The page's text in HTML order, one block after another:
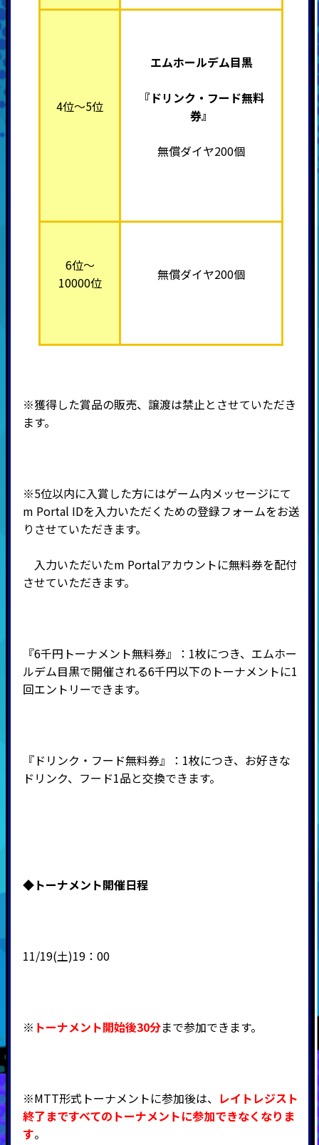
4位～5位
エムホールデム目黒
『ドリンク・フード無料
券』
無償ダイヤ200個
6位～
10000位
無償ダイヤ200個
※獲得した賞品の販売、譲渡は禁止とさせていただき
ます。
※5位以内に入賞した方にはゲーム内メッセージにて
m Portal IDを入力いただくための登録フォームをお送
りさせていただきます。
入力いただいたm Portalアカウントに無料券を配付
させていただきます。
『6千円トーナメント無料券』：1枚につき、エムホー
ルデム目黒で開催される6千円以下のトーナメントに1
回エントリーできます。
『ドリンク・フード無料券』：1枚につき、お好きな
ドリンク、フード1品と交換できます。
◆トーナメント開催日程
11/19(土)19：00
※ トーナメント開始後30分まで参加できます。
※MTT形式トーナメントに参加後は、 レイトレジスト
終了まですべてのトーナメントに参加できなくなりま
す。